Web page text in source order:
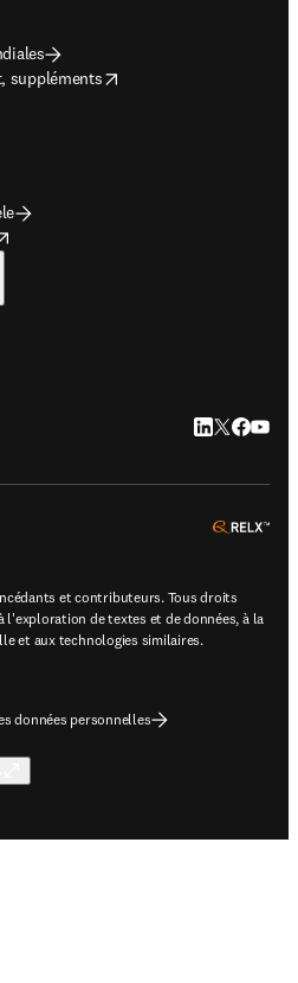
suppléments
LinkedIn
Twitter
et contributeurs. Tous droits
l'exploration de textes et de données, à la
et aux technologies similaires.
données personnelles